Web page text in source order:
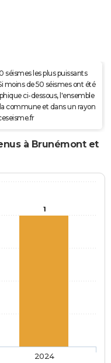
séismes les plus puissants
moins de 50 séismes ont été
ci-dessous, l'ensemble
commune et dans un rayon
à Brunémont et
1
2024